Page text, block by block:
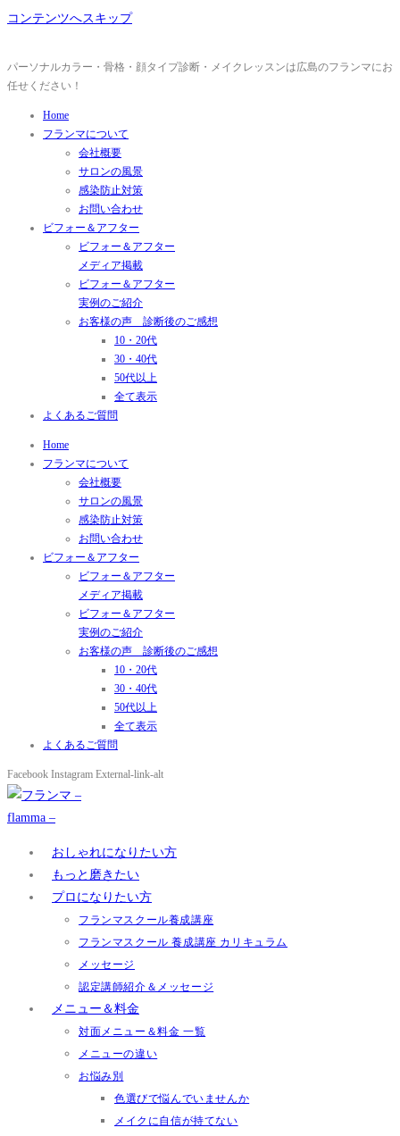
コンテンツへスキップ
パーソナルカラー・骨格・顔タイプ診断・メイクレッスンは広島のフランマにお
任せください！
Home
フランマについて
会社概要
サロンの風景
感染防止対策
お問い合わせ
ビフォー＆アフター
ビフォー＆アフター
メディア掲載
ビフォー＆アフター
実例のご紹介
お客様の声 診断後のご感想
10・20代
30・40代
50代以上
全て表示
よくあるご質問
Home
フランマについて
会社概要
サロンの風景
感染防止対策
お問い合わせ
ビフォー＆アフター
ビフォー＆アフター
メディア掲載
ビフォー＆アフター
実例のご紹介
お客様の声 診断後のご感想
10・20代
30・40代
50代以上
全て表示
よくあるご質問
Facebook Instagram External-link-alt
おしゃれになりたい方
もっと磨きたい
プロになりたい方
フランマスクール養成講座
フランマスクール 養成講座 カリキュラム
メッセージ
認定講師紹介＆メッセージ
メニュー＆料金
対面メニュー＆料金 一覧
メニューの違い
お悩み別
色選びで悩んでいませんか
メイクに自信が持てない